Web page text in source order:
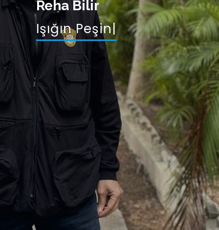
Reha Bilir
Işığın Peşinde|